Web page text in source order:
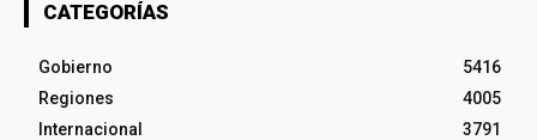
CATEGORÍAS
Gobierno
5416
Regiones
4005
Internacional
3791